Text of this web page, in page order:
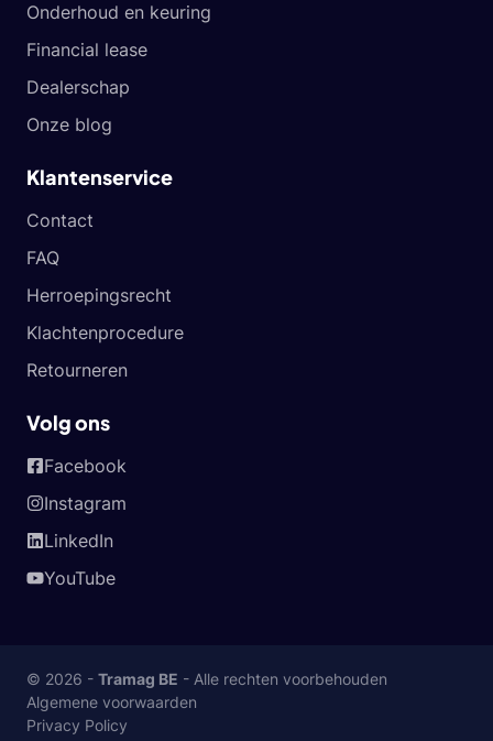
Onderhoud en keuring
Financial lease
Dealerschap
Onze blog
Klantenservice
Contact
FAQ
Herroepingsrecht
Klachtenprocedure
Retourneren
Volg ons
Facebook
Instagram
LinkedIn
YouTube
© 2026 - Tramag BE - Alle rechten voorbehouden
Algemene voorwaarden
Privacy Policy